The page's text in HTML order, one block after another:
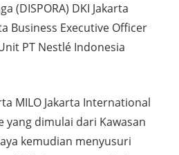
(DISPORA) DKI Jakarta
Business Executive Officer
PT Nestlé Indonesia
MILO Jakarta International
yang dimulai dari Kawasan
kemudian menyusuri